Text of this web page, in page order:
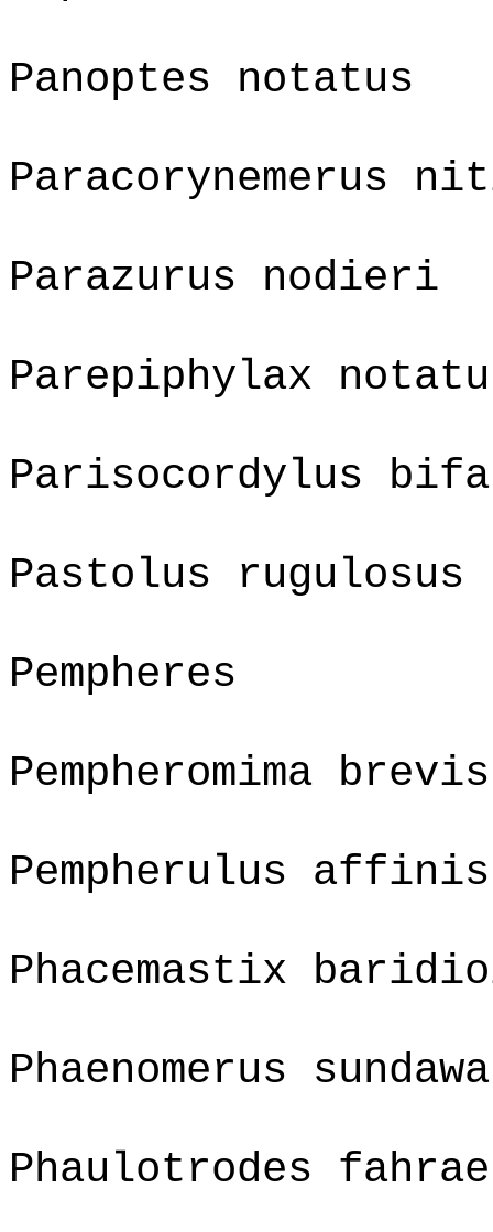
Panoptes notatus
Paracorynemerus
Parazurus nodieri
Parepiphylax
Parisocordylus
Pastolus rugulosus
Pempheres
Pempheromima brevis
Pempherulus affinis
Phacemastix
Phaenomerus
Phaulotrodes